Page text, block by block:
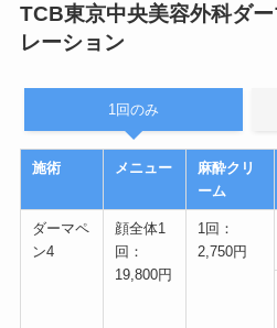
TCB東京中央美容外科ダ
レーション
1回のみ
施術 メニュー
麻酔クリ
ーム
ダーマペ
ン4
顔全体1
回：
19,800円
1回：
2,750円